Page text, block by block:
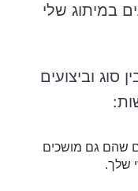
במיתוג שלי
סוג וביצועים
שהם גם מושכים
שלך.